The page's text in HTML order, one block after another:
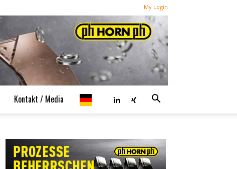
My Login
Kontakt / Media